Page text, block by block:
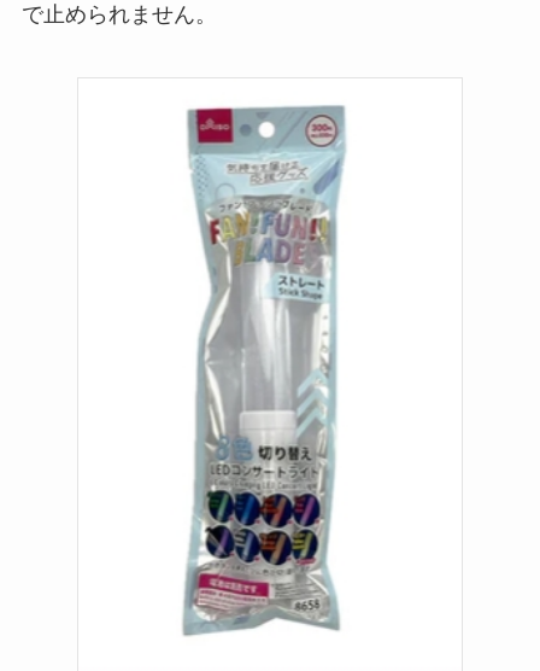
【100均】ダイソー/
セリア等でハンディ
ファンカバーは買え
る？おすすめ素材＆
選び方ガイド！
【100均】ダイソー/
セリア等で帽子クリ
ップは買える？使い
方とおすすめも紹
介！
【100均】ダイソー/
セリア等でスパイス
ミルは買える？手
動・電動・ワンハン
ドの違いもわかりや
で止められません。